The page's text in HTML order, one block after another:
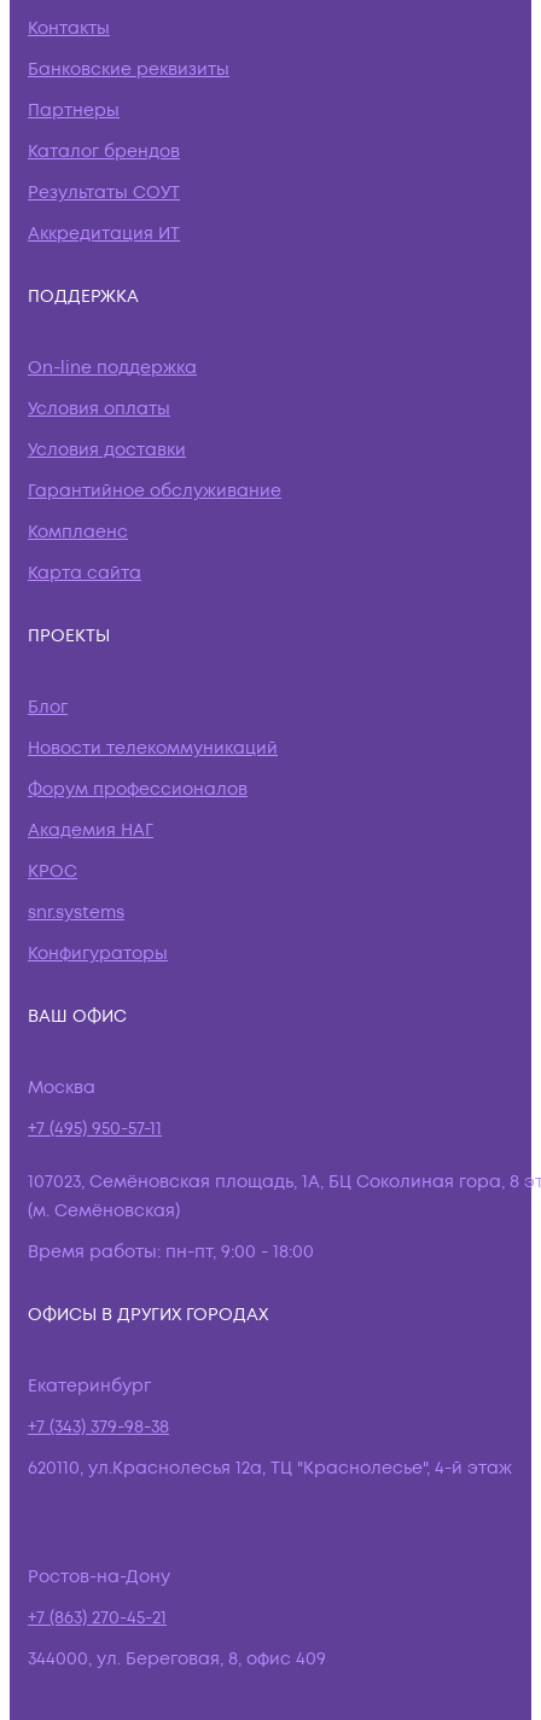
Контакты
Банковские реквизиты
Партнеры
Каталог брендов
Результаты СОУТ
Аккредитация ИТ
ПОДДЕРЖКА
On-line поддержка
Условия оплаты
Условия доставки
Гарантийное обслуживание
Комплаенс
Карта сайта
ПРОЕКТЫ
Блог
Новости телекоммуникаций
Форум профессионалов
Академия НАГ
КРОС
snr.systems
Конфигураторы
ВАШ ОФИС
Москва
+7 (495) 950-57-11
107023, Семёновская площадь, 1А, БЦ Соколиная гора, 8
(м. Семёновская)
Время работы: пн-пт, 9:00 - 18:00
ОФИСЫ В ДРУГИХ ГОРОДАХ
Екатеринбург
+7 (343) 379-98-38
620110, ул.Краснолесья 12а, ТЦ "Краснолесье", 4-й этаж
Ростов-на-Дону
+7 (863) 270-45-21
344000, ул. Береговая, 8, офис 409